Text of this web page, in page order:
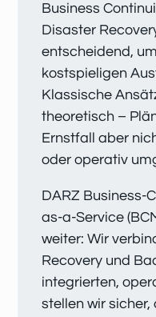
Business
Disaster
entscheidend,
kostspieligen
Klassische
theoretisch –
Ernstfall aber
oder operativ
DARZ Business-
as-a-Service
weiter: Wir
Recovery und
integrierten,
stellen wir